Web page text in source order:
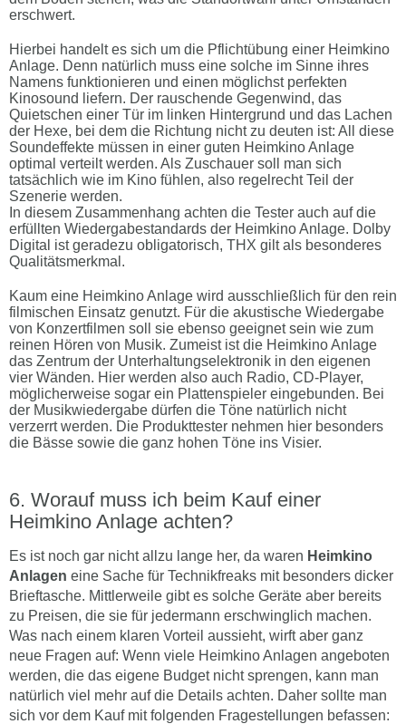
erschwert.
Hierbei handelt es sich um die Pflichtübung einer Heimkino
Anlage. Denn natürlich muss eine solche im Sinne ihres
Namens funktionieren und einen möglichst perfekten
Kinosound liefern. Der rauschende Gegenwind, das
Quietschen einer Tür im linken Hintergrund und das Lachen
der Hexe, bei dem die Richtung nicht zu deuten ist: All diese
Soundeffekte müssen in einer guten Heimkino Anlage
optimal verteilt werden. Als Zuschauer soll man sich
tatsächlich wie im Kino fühlen, also regelrecht Teil der
Szenerie werden.
In diesem Zusammenhang achten die Tester auch auf die
erfüllten Wiedergabestandards der Heimkino Anlage. Dolby
Digital ist geradezu obligatorisch, THX gilt als besonderes
Qualitätsmerkmal.
Kaum eine Heimkino Anlage wird ausschließlich für den rein
filmischen Einsatz genutzt. Für die akustische Wiedergabe
von Konzertfilmen soll sie ebenso geeignet sein wie zum
reinen Hören von Musik. Zumeist ist die Heimkino Anlage
das Zentrum der Unterhaltungselektronik in den eigenen
vier Wänden. Hier werden also auch Radio, CD-Player,
möglicherweise sogar ein Plattenspieler eingebunden. Bei
der Musikwiedergabe dürfen die Töne natürlich nicht
verzerrt werden. Die Produkttester nehmen hier besonders
die Bässe sowie die ganz hohen Töne ins Visier.
Worauf muss ich beim Kauf einer
Heimkino Anlage achten?
Es ist noch gar nicht allzu lange her, da waren Heimkino
Anlagen eine Sache für Technikfreaks mit besonders dicker
Brieftasche. Mittlerweile gibt es solche Geräte aber bereits
zu Preisen, die sie für jedermann erschwinglich machen.
Was nach einem klaren Vorteil aussieht, wirft aber ganz
neue Fragen auf: Wenn viele Heimkino Anlagen angeboten
werden, die das eigene Budget nicht sprengen, kann man
natürlich viel mehr auf die Details achten. Daher sollte man
sich vor dem Kauf mit folgenden Fragestellungen befassen: